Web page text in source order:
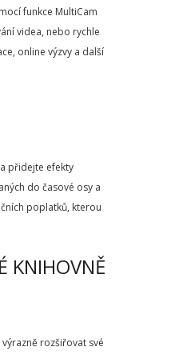
funkce MultiCam
videa, nebo rychle
online výzvy a další
přidejte efekty
do časové osy a
poplatků, kterou
KNIHOVNĚ
rozšiřovat své